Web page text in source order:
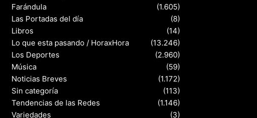
Farándula
(1.605)
Las Portadas del día
(8)
Libros
(14)
Lo que esta pasando / HoraxHora
(13.246)
Los Deportes
(2.960)
Música
(59)
Noticias Breves
(1.172)
Sin categoría
(113)
Tendencias de las Redes
(1.146)
Variedades
(3)